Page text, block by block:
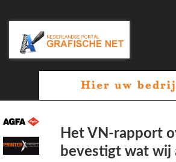
Het VN-rapport
bevestigt wat wij